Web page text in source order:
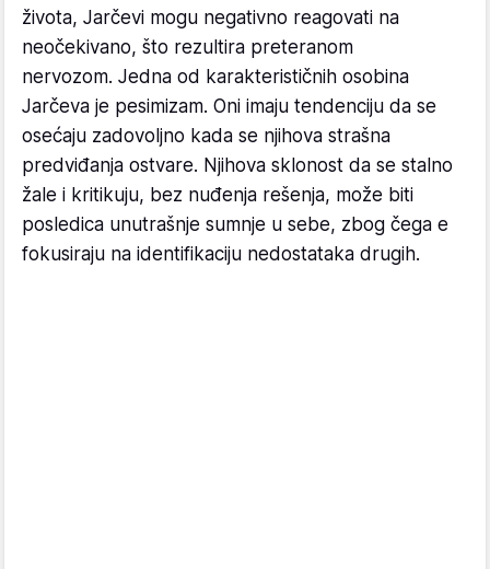
života, Jarčevi mogu negativno reagovati na
neočekivano, što rezultira preteranom
nervozom. Jedna od karakterističnih osobina
Jarčeva je pesimizam. Oni imaju tendenciju da se
osećaju zadovoljno kada se njihova strašna
predviđanja ostvare. Njihova sklonost da se stalno
žale i kritikuju, bez nuđenja rešenja, može biti
posledica unutrašnje sumnje u sebe, zbog čega e
fokusiraju na identifikaciju nedostataka drugih.